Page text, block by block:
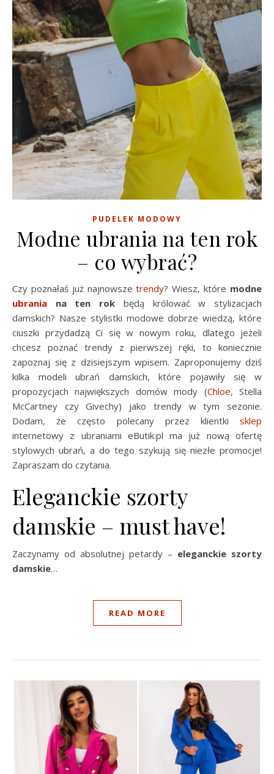
PUDELEK MODOWY
Modne ubrania na ten rok
– co wybrać?
Czy poznałaś już najnowszetrendy? Wiesz, które modne
ubrania
na ten rok będą królować w stylizacjach
damskich? Nasze stylistki modowe dobrze wiedzą, które
ciuszki przydadzą Ci się w nowym roku, dlatego jeżeli
chcesz poznać trendy z pierwszej ręki, to koniecznie
zapoznaj się z dzisiejszym wpisem. Zaproponujemy dziś
kilka modeli ubrań damskich, które pojawiły się w
propozycjach największych domów mody (Chloe, Stella
McCartney czy Givechy) jako trendy w tym sezonie.
Dodam, że często polecany przez klientki sklep
internetowy z ubraniami eButik.pl ma już nową ofertę
stylowych ubrań, a do tego szykują się niezłe promocje!
Zapraszam do czytania.
Eleganckie szorty
damskie – must have!
Zaczynamy od absolutnej petardy – eleganckie szorty
damskie…
READ MORE